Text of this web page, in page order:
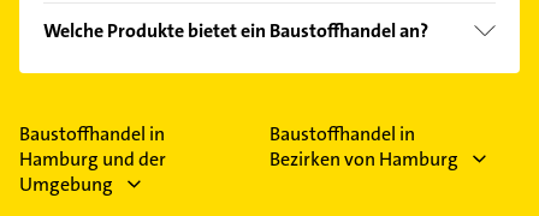
Containerdienst.
Welche Produkte bietet ein Baustoffhandel an?
Das Angebot umfasst unter anderem Haustüren,
Baustoffhandel in
Hamburg und der
Umgebung
Baustoffhandel in
Bezirken von Hamburg